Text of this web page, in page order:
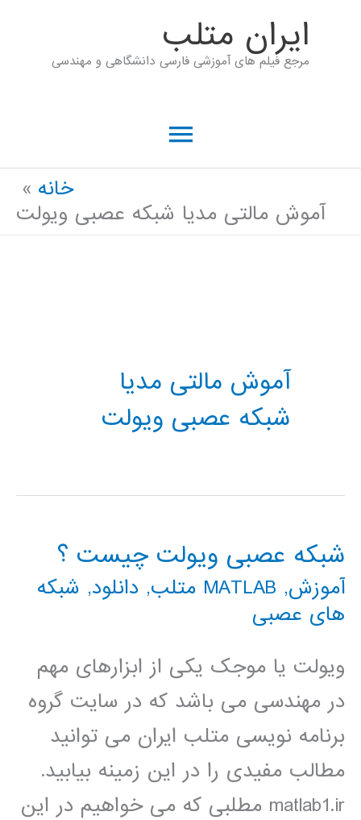
ايران متلب
مرجع فیلم های آموزشی فارسی دانشگاهی و مهندسی
فهرست
خانه
آموش مالتی مدیا شبکه عصبی ویولت
آموش مالتی مدیا
شبکه عصبی ویولت
شبکه عصبی ویولت چیست ؟
آموزش, MATLAB متلب , دانلود, شبکه
های عصبی
ویولت یا موجک یکی از ابزارهای مهم
در مهندسی می باشد که در سایت گروه
برنامه نویسی متلب ایران می توانید
مطالب مفیدی را در این زمینه بیابید.
matlab1.ir مطلبی که می خواهیم در این